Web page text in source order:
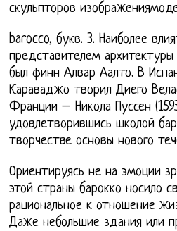
скульпторов
barocco, букв. 3. Наиболее
представителем архитектуры
был финн Алвар Аалто. В
Караваджо творил Диего
Франции – Никола Пуссен
удовлетворившись школой
творчестве основы нового
Ориентируясь не на эмоции
этой страны барокко носило
рациональное к отношение
Даже небольшие здания или